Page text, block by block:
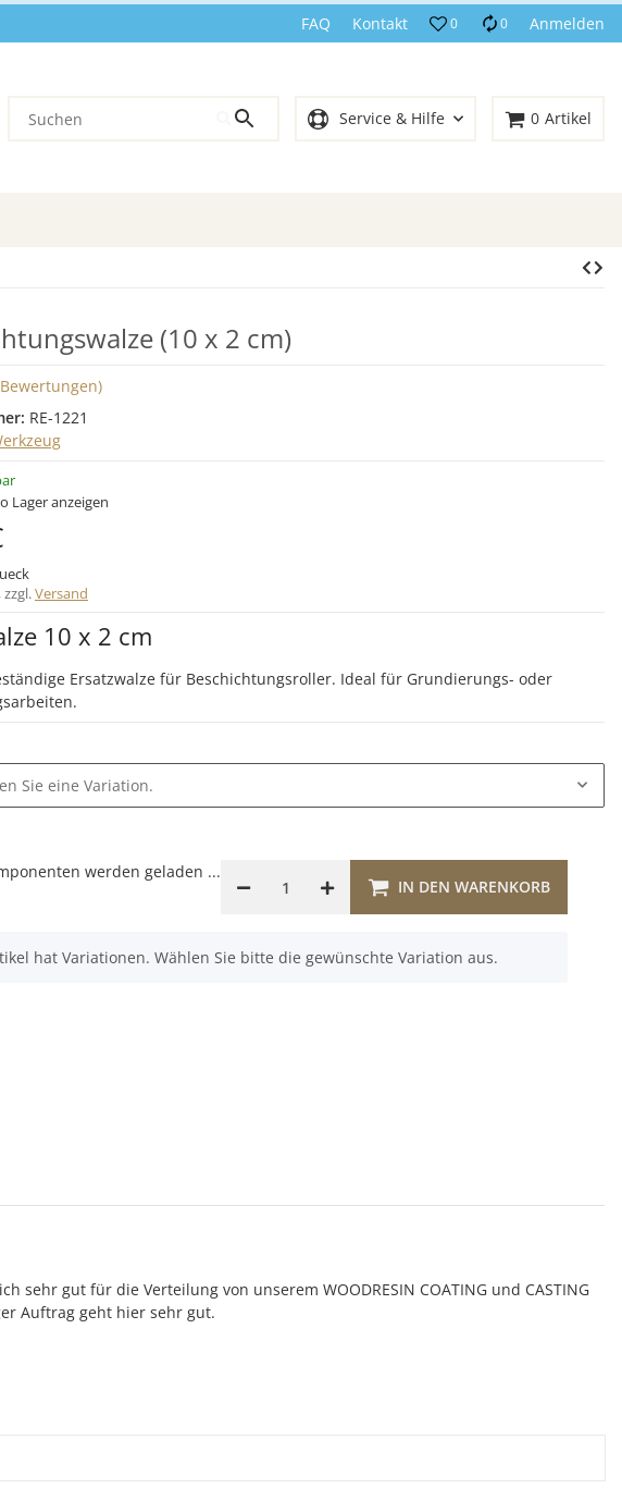
FAQ Kontakt 0 0 Anmelden
Service & Hilfe 0 Artikel
(10 x 2 cm)
RE-1221
Lager anzeigen
zzgl.Versand
10 x 2 cm
Ersatzwalze für Beschichtungsroller. Ideal für Grundierungs- oder
Sie eine Variation.
IN DEN WARENKORB
werden geladen ...
hat Variationen. Wählen Sie bitte die gewünschte Variation aus.
sehr gut für die Verteilung von unserem WOODRESIN COATING und CASTING
Auftrag geht hier sehr gut.